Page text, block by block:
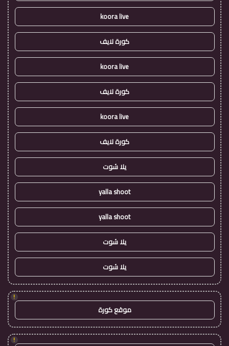
koora live
كورة لايف
koora live
كورة لايف
koora live
كورة لايف
يلا شوت
yalla shoot
yalla shoot
يلا شوت
يلا شوت
!
موقع كورة
!